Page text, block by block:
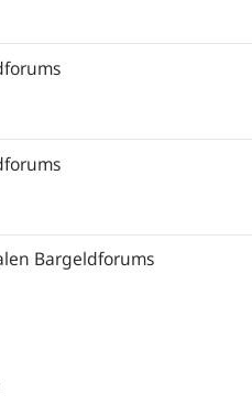
Bargeldforums